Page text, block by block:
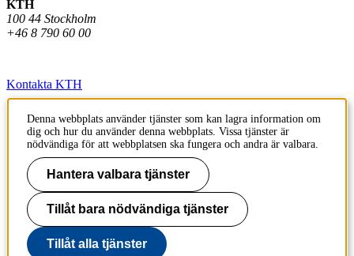
KTH
100 44 Stockholm
+46 8 790 60 00
Kontakta KTH
Jobba på KTH
Press och media
Faktura och betalning KTH
Om KTH:s webbplatser
Tillgänglighetsredogörelse
Denna webbplats använder tjänster som kan lagra information om
dig och hur du använder denna webbplats. Vissa tjänster är
nödvändiga för att webbplatsen ska fungera och andra är valbara.
Hantera valbara tjänster
Tillåt bara nödvändiga tjänster
Tillåt alla tjänster